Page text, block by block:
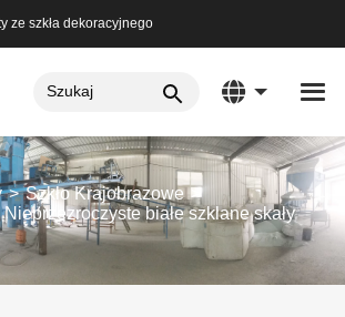
ze szkła dekoracyjnego
Szkło Krajobrazowe
Nieprzezroczyste białe szklane skały